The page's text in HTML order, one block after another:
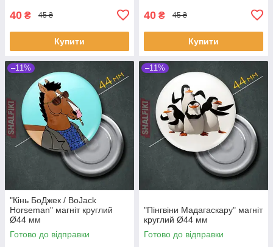
40 ₴ 45 ₴
Купити
40 ₴ 45 ₴
Купити
–11%
"Кінь БоДжек / BoJack
Horseman" магніт круглий
Ø44 мм
Готово до відправки
–11%
"Пінгвіни Мадагаскару" магніт
круглий Ø44 мм
Готово до відправки